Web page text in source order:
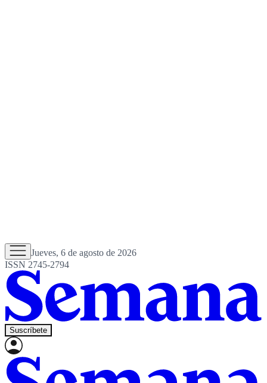
Jueves, 6 de agosto de 2026
ISSN 2745-2794
Suscríbete